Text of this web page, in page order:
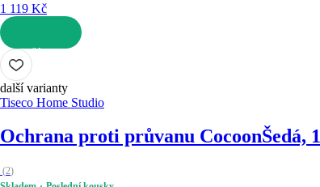
1 119 Kč
DO KOŠÍKU
další varianty
Tiseco Home Studio
Ochrana proti průvanu CocoonŠedá,
(2)